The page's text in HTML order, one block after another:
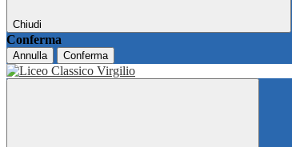
Chiudi
Conferma
Annulla Conferma